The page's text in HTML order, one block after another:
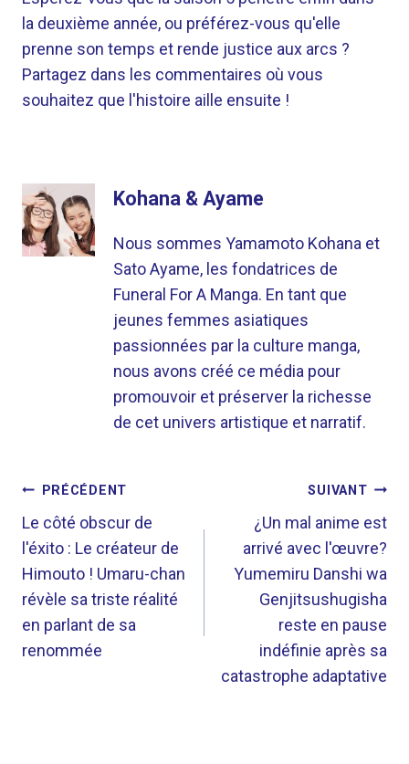
la deuxième année, ou préférez-vous qu'elle
prenne son temps et rende justice aux arcs ?
Partagez dans les commentaires où vous
souhaitez que l'histoire aille ensuite !
Kohana & Ayame
Nous sommes Yamamoto Kohana et
Sato Ayame, les fondatrices de
Funeral For A Manga. En tant que
jeunes femmes asiatiques
passionnées par la culture manga,
nous avons créé ce média pour
promouvoir et préserver la richesse
de cet univers artistique et narratif.
NAVIGATION
DE
L’ARTICLE
PRÉCÉDENT
Le côté obscur de
l'éxito : Le créateur de
Himouto ! Umaru-chan
révèle sa triste réalité
en parlant de sa
renommée
SUIVANT
¿Un mal anime est
arrivé avec l'œuvre?
Yumemiru Danshi wa
Genjitsushugisha
reste en pause
indéfinie après sa
catastrophe adaptative